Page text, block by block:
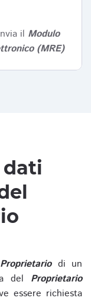
il Modulo
(MRE)
Proprietariodi un
del Proprietario
essere richiesta